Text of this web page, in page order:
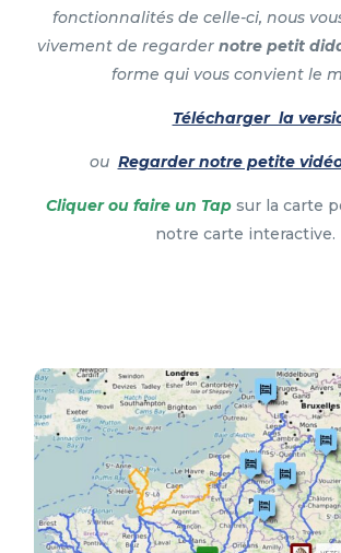
fonctionnalités de celle-ci, nous
vivement de regarder notre petit
forme qui vous convient le
Télécharger la
ou Regarder notre petite
Cliquer ou faire un Tapsur la carte
notre carte interactive.